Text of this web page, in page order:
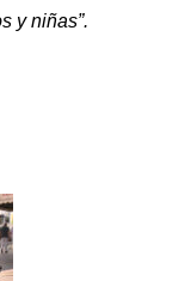
y niñas”.